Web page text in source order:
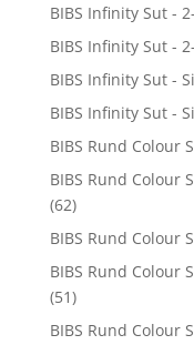
BIBS Infinity Sut -
BIBS Infinity Sut -
BIBS Infinity Sut -
BIBS Infinity Sut -
BIBS Rund Colour
BIBS Rund Colour
(62)
BIBS Rund Colour
BIBS Rund Colour
(51)
BIBS Rund Colour